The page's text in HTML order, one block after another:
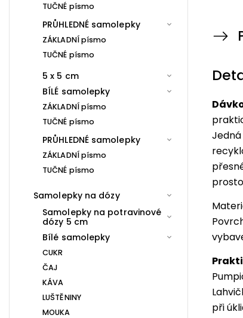
TUČNÉ písmo
PRŮHLEDNÉ samolepky
ZÁKLADNÍ písmo
TUČNÉ písmo
5 x 5 cm
BÍLÉ samolepky
ZÁKLADNÍ písmo
TUČNÉ písmo
PRŮHLEDNÉ samolepky
ZÁKLADNÍ písmo
TUČNÉ písmo
Samolepky na dózy
Samolepky na potravinové
dózy 5 cm
Bílé samolepky
CUKR
ČAJ
KÁVA
LUŠTĚNINY
MOUKA
při